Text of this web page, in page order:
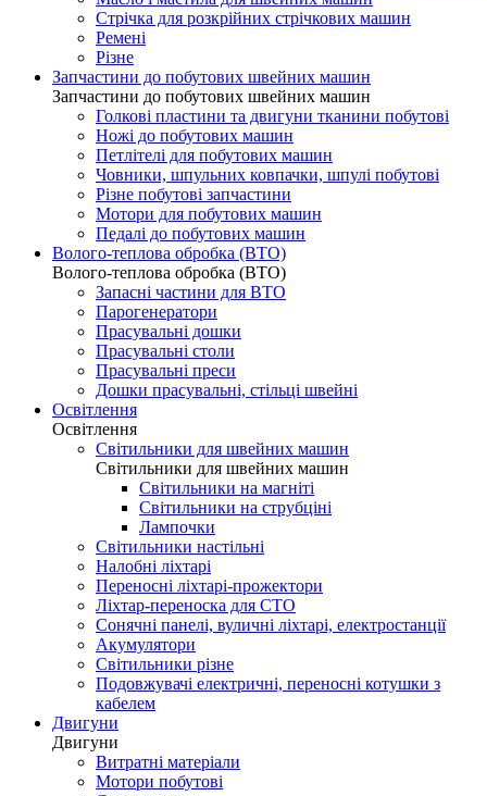
Стрічка для розкрійних стрічкових машин
Ремені
Різне
Запчастини до побутових швейних машин
Запчастини до побутових швейних машин
Голкові пластини та двигуни тканини побутові
Ножі до побутових машин
Петлітелі для побутових машин
Човники, шпульних ковпачки, шпулі побутові
Різне побутові запчастини
Мотори для побутових машин
Педалі до побутових машин
Волого-теплова обробка (ВТО)
Волого-теплова обробка (ВТО)
Запасні частини для ВТО
Парогенератори
Прасувальні дошки
Прасувальні столи
Прасувальні преси
Дошки прасувальні, стільці швейні
Освітлення
Освітлення
Світильники для швейних машин
Світильники для швейних машин
Світильники на магніті
Світильники на струбціні
Лампочки
Світильники настільні
Налобні ліхтарі
Переносні ліхтарі-прожектори
Ліхтар-переноска для СТО
Сонячні панелі, вуличні ліхтарі, електростанції
Акумулятори
Світильники різне
Подовжувачі електричні, переносні котушки з
кабелем
Двигуни
Двигуни
Витратні матеріали
Мотори побутові